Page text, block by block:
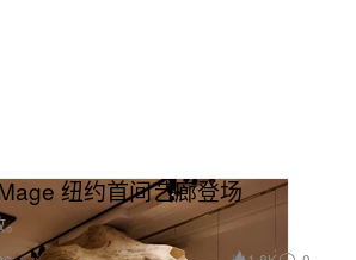
纽约首间艺廊登场